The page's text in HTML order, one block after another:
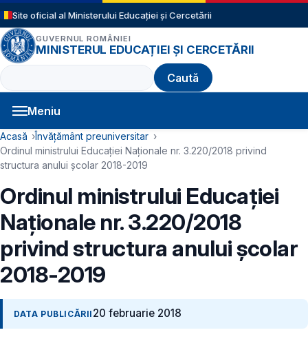
Sari la conținutul principal
Site oficial al Ministerului Educației și Cercetării
GUVERNUL ROMÂNIEI
MINISTERUL EDUCAȚIEI ȘI CERCETĂRII
Caută
Meniu
Navigație principală
Cale de navigare
Acasă
Învățământ preuniversitar
Ordinul ministrului Educației Naționale nr. 3.220/2018 privind
structura anului școlar 2018-2019
Ordinul ministrului Educației
Naționale nr. 3.220/2018
privind structura anului școlar
2018-2019
DATA PUBLICĂRII 20 februarie 2018